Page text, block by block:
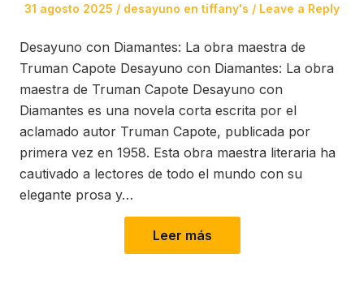
Posted
31 agosto 2025
Posted
desayuno en tiffany's Leave a Reply
Desayuno con Diamantes: La obra maestra de
Truman Capote Desayuno con Diamantes: La obra
maestra de Truman Capote Desayuno con
Diamantes es una novela corta escrita por el
aclamado autor Truman Capote, publicada por
primera vez en 1958. Esta obra maestra literaria ha
cautivado a lectores de todo el mundo con su
elegante prosa y…
Leer más